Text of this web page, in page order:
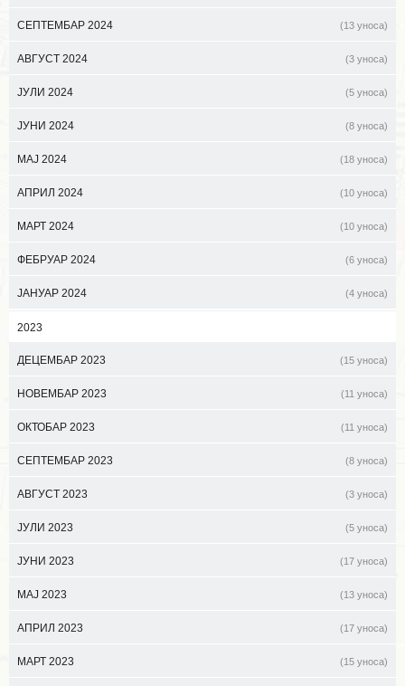
СЕПТЕМБАР 2024 (13 уноса)
АВГУСТ 2024 (3 уноса)
ЈУЛИ 2024 (5 уноса)
ЈУНИ 2024 (8 уноса)
МАЈ 2024 (18 уноса)
АПРИЛ 2024 (10 уноса)
МАРТ 2024 (10 уноса)
ФЕБРУАР 2024 (6 уноса)
ЈАНУАР 2024 (4 уноса)
2023
ДЕЦЕМБАР 2023 (15 уноса)
НОВЕМБАР 2023 (11 уноса)
ОКТОБАР 2023 (11 уноса)
СЕПТЕМБАР 2023 (8 уноса)
АВГУСТ 2023 (3 уноса)
ЈУЛИ 2023 (5 уноса)
ЈУНИ 2023 (17 уноса)
МАЈ 2023 (13 уноса)
АПРИЛ 2023 (17 уноса)
МАРТ 2023 (15 уноса)